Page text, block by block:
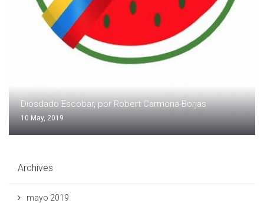
Diosdado Escobar, por Robert Carmona-Borjas
10 May, 2019
Archives
mayo 2019